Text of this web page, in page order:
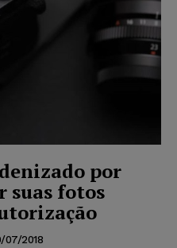
por
suas fotos
07/2018